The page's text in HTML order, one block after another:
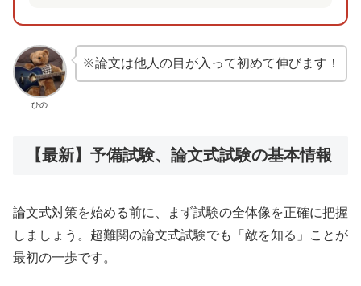
ひの
※論文は他人の目が入って初めて伸びます！
【最新】予備試験、論文式試験の基本情報
論文式対策を始める前に、まず試験の全体像を正確に把握
しましょう。超難関の論文式試験でも「敵を知る」ことが
最初の一歩です。